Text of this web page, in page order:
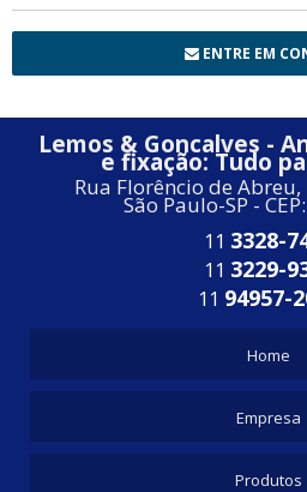
ENTRE EM
Lemos & Goncalves -
e fixação: Tudo
Rua Florêncio de
São Paulo-SP -
11 3328-
11 3229-
11 94957-
Home
Empresa
Produtos